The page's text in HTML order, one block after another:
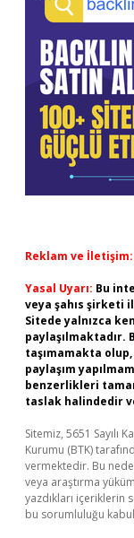
Reklam ve İletişim:
Yasal Uyarı: Bu
veya şahıs şirketi
Sitede yalnızca
taşımamakta
paylaşım
benzerlikleri
taslak halindedir
Sitemiz, 5651 Sayılı
Kurumu (BTK)
vermektedir. Bu
veya araştırma
yazdıkları içeriklerin
bu sorumluluğu